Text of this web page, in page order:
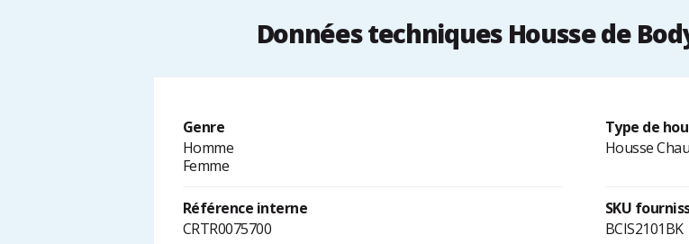
Données techniques Housse de
Genre
Homme
Femme
Type de
Housse
Référence interne
CRTR0075700
SKU
BCIS2101BK